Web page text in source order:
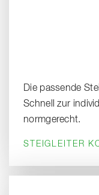
Die passende
Schnell zur
normgerecht.
STEIGLEITER